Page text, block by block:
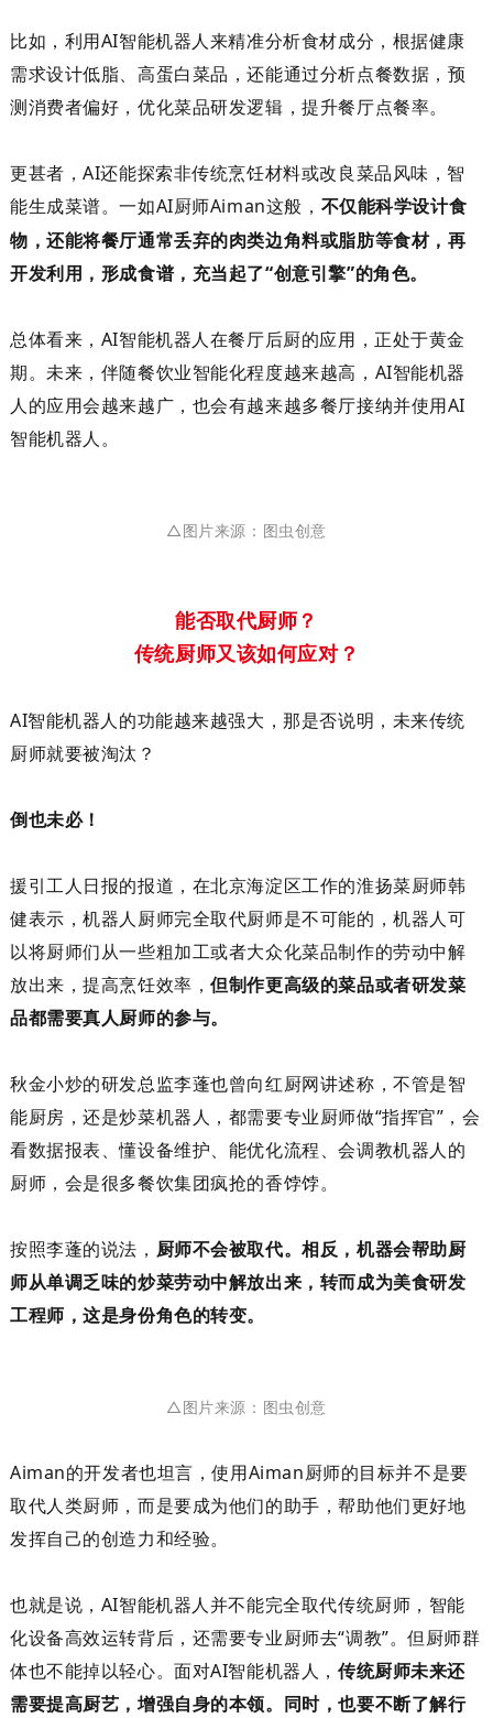
比如，利用AI智能机器人来精准分析食材成分，根据健康
需求设计低脂、高蛋白菜品，还能通过分析点餐数据，预
测消费者偏好，优化菜品研发逻辑，提升餐厅点餐率。
更甚者，AI还能探索非传统烹饪材料或改良菜品风味 ， 智
能生成菜谱。一如AI厨师Aiman这般， 不仅能科学设计食
物，还能将餐厅通常丢弃的肉类边角料或脂肪等食材，再
开发利用，形成食谱，充当起了“创意引擎”的角色。
总体看来， AI智能机器人在餐厅后厨的应用，正处于黄金
期。未来，伴随餐饮业智能化程度越来越高 ， AI智能机器
人的应用会越来越广，也会有越来越多餐厅接纳并使用AI
智能机器人。
△图片来源：图虫创意
能否取代厨师？
传统厨师又该如何应对？
AI智能机器人的功能越来越强大，那是否说明，未来传统
厨师就要被淘汰？
倒也未必！
援引工人日报的报道， 在北京海淀区工作的淮扬菜厨师韩
健表示 ，机器人厨师完全取代厨师是不可能的，机器人可
以将厨师们从一些粗加工或者大众化菜品制作的劳动中解
放出来，提高烹饪效率，但制作更高级的菜品或者研发菜
品都需要真人厨师的参与。
秋金小炒的研发总监李蓬也曾向红厨网讲述称，不管是智
能厨房，还是炒菜机器人，都需要专业厨师做“指挥官”，会
看数据报表、懂设备维护、能优化流程、会调教机器人的
厨师，会是很多餐饮集团疯抢的香饽饽。
按照李蓬的说法， 厨师不会被取代。相反，机器会帮助厨
师从单调乏味的炒菜劳动中解放出来，转而成为美食研发
工程师，这是身份角色的转变。
△图片来源：图虫创意
Aiman的开发者也坦言 ，使用Aiman厨师的目标并不是要
取代人类厨师，而是要成为他们的助手，帮助他们更好地
发挥自己的创造力和经验。
也就是说， AI智能机器人并不能完全取代传统厨师，智能
化设备高效运转背后，还需要专业厨师去“调教”。但厨师群
体也不能掉以轻心。面对AI智能机器人， 传统厨师未来还
需要提高厨艺，增强自身的本领。 同时，也要不断了解行